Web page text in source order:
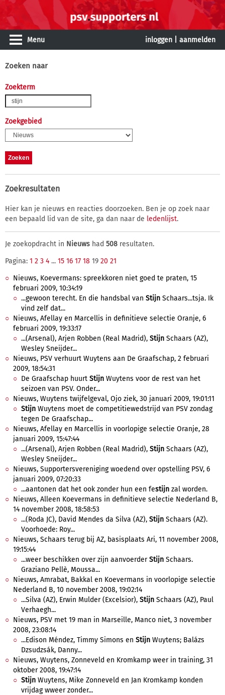
Menu inloggen aanmelden
Zoeken naar
Zoekterm
Zoekgebied
Zoekresultaten
Hier kan je nieuws en reacties doorzoeken. Ben je op zoek naar
een bepaald lid van de site, ga dan naar de ledenlijst.
Je zoekopdracht in Nieuws had 508 resultaten.
Pagina: 1 2 3 4 ... 15 16 17 18 19 20 21
Nieuws, Koevermans: spreekkoren niet goed te praten, 15
februari 2009, 10:34:19
...gewoon terecht. En die handsbal van Stijn Schaars...tsja. Ik
vind zelf dat...
Nieuws, Afellay en Marcellis in definitieve selectie Oranje, 6
februari 2009, 19:33:17
...(Arsenal), Arjen Robben (Real Madrid), Stijn Schaars (AZ),
Wesley Sneijder...
Nieuws, PSV verhuurt Wuytens aan De Graafschap, 2 februari
2009, 18:54:31
De Graafschap huurt Stijn Wuytens voor de rest van het
seizoen van PSV. Onder...
Nieuws, Wuytens twijfelgeval, Ojo ziek, 30 januari 2009, 19:01:11
Stijn Wuytens moet de competitiewedstrijd van PSV zondag
tegen De Graafschap...
Nieuws, Afellay en Marcellis in voorlopige selectie Oranje, 28
januari 2009, 15:47:44
...(Arsenal), Arjen Robben (Real Madrid), Stijn Schaars (AZ),
Wesley Sneijder...
Nieuws, Supportersvereniging woedend over opstelling PSV, 6
januari 2009, 07:20:33
...aantonen dat het ook zonder hun een festijn zal worden.
Nieuws, Alleen Koevermans in definitieve selectie Nederland B,
14 november 2008, 18:58:53
...(Roda JC), David Mendes da Silva (AZ), Stijn Schaars (AZ).
Voorhoede: Roy...
Nieuws, Schaars terug bij AZ, basisplaats Ari, 11 november 2008,
19:15:44
...weer beschikken over zijn aanvoerderStijn Schaars.
Graziano Pellè, Moussa...
Nieuws, Amrabat, Bakkal en Koevermans in voorlopige selectie
Nederland B, 10 november 2008, 19:02:14
...Silva (AZ), Erwin Mulder (Excelsior), Stijn Schaars (AZ), Paul
Verhaegh...
Nieuws, PSV met 19 man in Marseille, Manco niet, 3 november
2008, 23:08:14
...Edison Méndez, Timmy Simons en Stijn Wuytens; Balázs
Dzsudzsák, Danny...
Nieuws, Wuytens, Zonneveld en Kromkamp weer in training, 31
oktober 2008, 19:47:14
Stijn Wuytens, Mike Zonneveld en Jan Kromkamp konden
vrijdag wweer zonder...